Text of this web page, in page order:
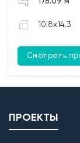
участков
обработкой
Лестница
10.8x14.3
Смотреть
ПРОЕКТЫ